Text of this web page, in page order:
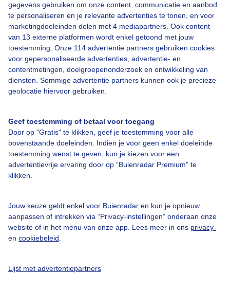
gegevens gebruiken om onze content, communicatie en aanbod
te personaliseren en je relevante advertenties te tonen, en voor
marketingdoeleinden delen met 4 mediapartners. Ook content
van 13 externe platformen wordt enkel getoond met jouw
toestemming. Onze 114 advertentie partners gebruiken cookies
voor gepersonaliseerde advertenties, advertentie- en
contentmetingen, doelgroepenonderzoek en ontwikkeling van
diensten. Sommige advertentie partners kunnen ook je precieze
geolocatie hiervoor gebruiken.
Geef toestemming of betaal voor toegang
Door op "Gratis" te klikken, geef je toestemming voor alle
bovenstaande doeleinden. Indien je voor geen enkel doeleinde
toestemming wenst te geven, kun je kiezen voor een
advertentievrije ervaring door op “Buienradar Premium” te
klikken.
Jouw keuze geldt enkel voor Buienradar en kun je opnieuw
aanpassen of intrekken via “Privacy-instellingen” onderaan onze
website of in het menu van onze app. Lees meer in ons privacy-
en cookiebeleid
Lijst met advertentiepartners
Over Buienradar
Contact
Toegankelijkheid
Gebruikersvoorwaarden
Buienradar Team
Privacy beleid
Cookie beleid
Gratis weerdata